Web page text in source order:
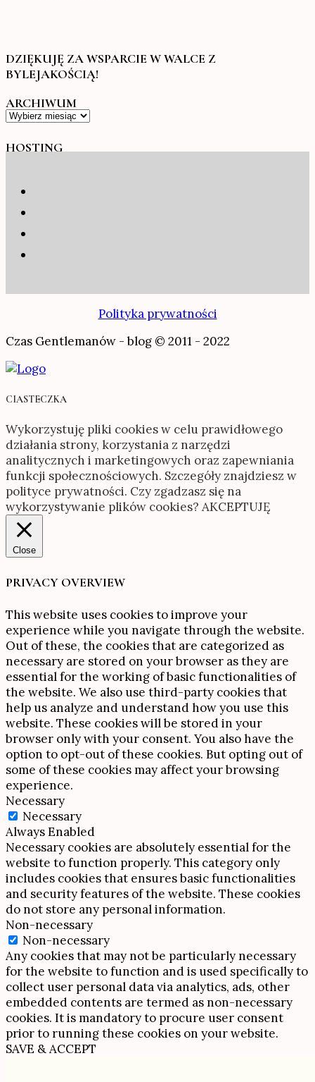
DZIĘKUJĘ ZA WSPARCIE W WALCE Z
BYLEJAKOŚCIĄ!
ARCHIWUM
Archiwum
HOSTING
Polityka prywatności
Czas Gentlemanów - blog © 2011 - 2022
CIASTECZKA
Wykorzystuję pliki cookies w celu prawidłowego
działania strony, korzystania z narzędzi
analitycznych i marketingowych oraz zapewniania
funkcji społecznościowych. Szczegóły znajdziesz w
polityce prywatności. Czy zgadzasz się na
wykorzystywanie plików cookies? AKCEPTUJĘ
Close
PRIVACY OVERVIEW
This website uses cookies to improve your
experience while you navigate through the website.
Out of these, the cookies that are categorized as
necessary are stored on your browser as they are
essential for the working of basic functionalities of
the website. We also use third-party cookies that
help us analyze and understand how you use this
website. These cookies will be stored in your
browser only with your consent. You also have the
option to opt-out of these cookies. But opting out of
some of these cookies may affect your browsing
experience.
Necessary
Necessary
Always Enabled
Necessary cookies are absolutely essential for the
website to function properly. This category only
includes cookies that ensures basic functionalities
and security features of the website. These cookies
do not store any personal information.
Non-necessary
Non-necessary
Any cookies that may not be particularly necessary
for the website to function and is used specifically to
collect user personal data via analytics, ads, other
embedded contents are termed as non-necessary
cookies. It is mandatory to procure user consent
prior to running these cookies on your website.
SAVE & ACCEPT